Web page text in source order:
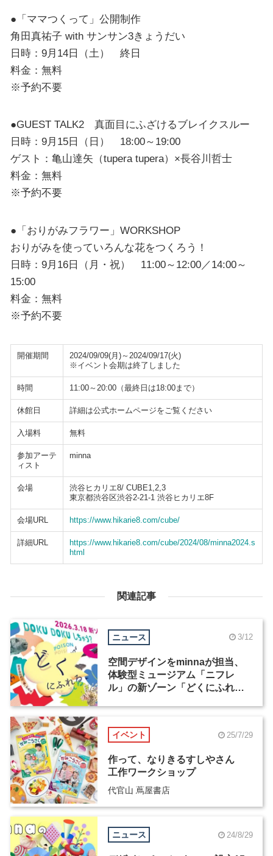
●「ママつくって」公開制作
角田真祐子 with サンサン3きょうだい
日時：9月14日（土） 終日
料金：無料
※予約不要
●GUEST TALK2 真面目にふざけるブレイクスルー
日時：9月15日（日） 18:00～19:00
ゲスト：亀山達矢（tupera tupera）×長谷川哲士
料金：無料
※予約不要
●「おりがみフラワー」WORKSHOP
おりがみを使っていろんな花をつくろう！
日時：9月16日（月・祝） 11:00～12:00／14:00～
15:00
料金：無料
※予約不要
開催期間
2024/09/09(月)～2024/09/17(火)
※イベント会期は終了しました
時間 11:00～20:00（最終日は18:00まで）
休館日 詳細は公式ホームページをご覧ください
入場料 無料
参加アーテ
ィスト
minna
会場
渋谷ヒカリエ8/ CUBE1,2,3
東京都渋谷区渋谷2-21-1 渋谷ヒカリエ8F
会場URL https://www.hikarie8.com/cube/
詳細URL
https://www.hikarie8.com/cube/2024/08/minna2024.s
html
関連記事
ニュース 3/12
空間デザインをminnaが担当、
体験型ミュージアム「ニフレ
ル」の新ゾーン「どくにふれ
イベント 25/7/29
作って、なりきるすしやさん
工作ワークショップ
代官山 蔦屋書店
ニュース 24/8/29